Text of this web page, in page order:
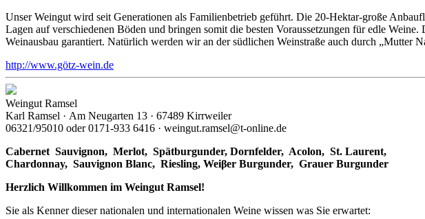
Unser Weingut wird seit Generationen als Familienbetrieb geführt. Die 20-Hektar-große
Lagen auf verschiedenen Böden und bringen somit die besten Voraussetzungen für edle
Weinausbau garantiert. Natürlich werden wir an der südlichen Weinstraße auch durch „Mutter
http://www.götz-wein.de
Weingut Ramsel
Karl Ramsel · Am Neugarten 13 · 67489 Kirrweiler
06321/95010 oder 0171-933 6416 · weingut.ramsel@t-online.de
Cabernet Sauvignon, Merlot, Spätburgunder, Dornfelder, Acolon, St. Laurent,
Chardonnay, Sauvignon Blanc, Riesling, Weiβer Burgunder, Grauer Burgunder
Herzlich Willkommen im Weingut Ramsel!
Sie als Kenner dieser nationalen und internationalen Weine wissen was Sie erwartet: